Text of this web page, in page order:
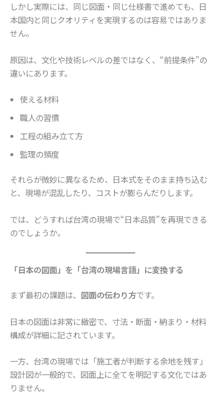
しかし実際には、同じ図面・同じ仕様書で進めても、日
本国内と同じクオリティを実現するのは容易ではありま
せん。
原因は、文化や技術レベルの差ではなく、“前提条件”の
違いにあります。
使える材料
職人の習慣
工程の組み立て方
監理の頻度
それらが微妙に異なるため、日本式をそのまま持ち込む
と、現場が混乱したり、コストが膨らんだりします。
では、どうすれば台湾の現場で“日本品質”を再現できる
のでしょうか。
「日本の図面」を「台湾の現場言語」に変換する
まず最初の課題は、 図面の伝わり方です。
日本の図面は非常に緻密で、寸法・断面・納まり・材料
構成が詳細に記されています。
一方、台湾の現場では「施工者が判断する余地を残す」
設計図が一般的で、図面上に全てを明記する文化ではあ
りません。